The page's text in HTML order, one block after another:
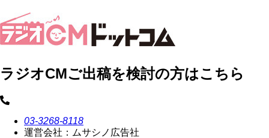
ラジオCMご出稿を検討の方はこちら
03-3268-8118
運営会社：ムサシノ広告社